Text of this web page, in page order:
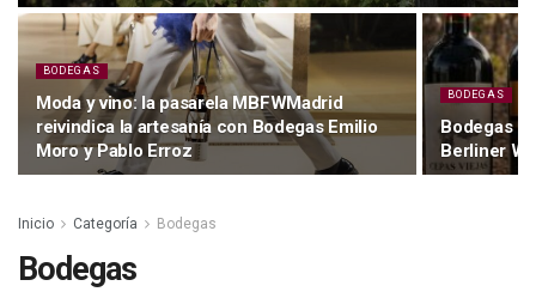
BODEGAS
Moda y vino: la pasarela MBFWMadrid
reivindica la artesanía con Bodegas Emilio
Moro y Pablo Erroz
BODEGAS
Bodegas
Berliner
Inicio Categoría Bodegas
Bodegas